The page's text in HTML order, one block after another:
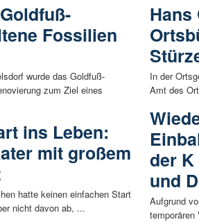
Fossilien
wurde das Goldfuß-
zum Ziel eines
ins Leben:
mit großem
hatte keinen einfachen Start
nicht davon ab, ...
Hans
In der
Amt des
der
und
Aufgrund